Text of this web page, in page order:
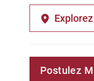
Postulez